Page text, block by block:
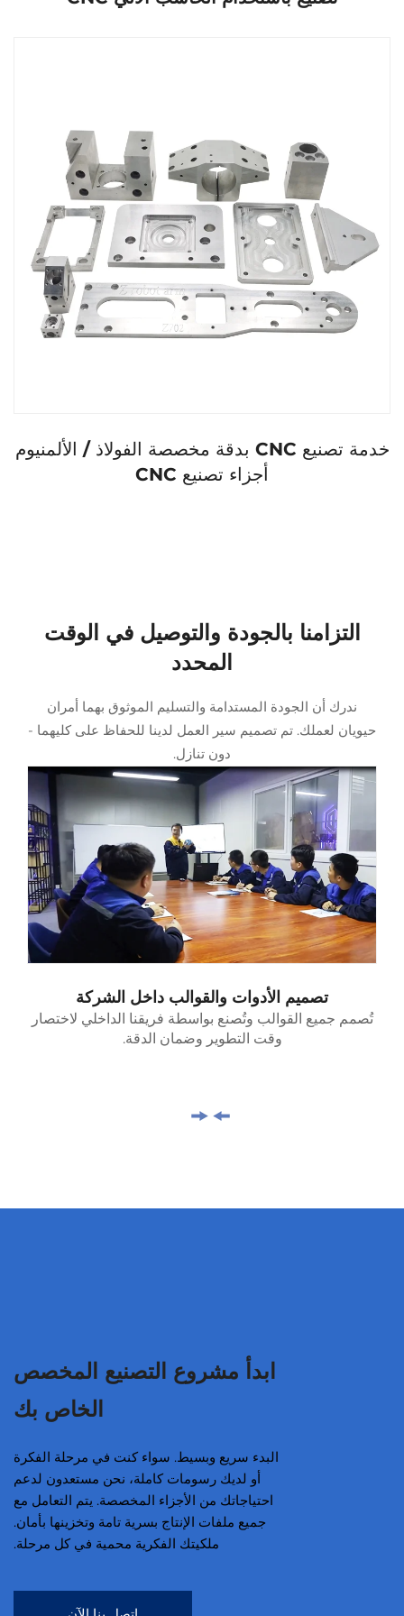
خدمة تصنيع CNC بدقة مخصصة الفولاذ / الألمنيوم
أجزاء تصنيع CNC
بالجودة والتوصيل في الوقت
أن الجودة المستدامة والتسليم الموثوق بهما أمران
لعملك. تم تصميم سير العمل لدينا للحفاظ على كليهما -
تصميم الأدوات والقوالب داخل الشركة
القوالب وتُصنع بواسطة فريقنا الداخلي لاختصار
وقت التطوير وضمان الدقة.
القدرات
ابدأ مشروع التصنيع المخصص
الخاص بك
البدء سريع وبسيط. سواء كنت في مرحلة الفكرة
أو لديك رسومات كاملة، نحن مستعدون لدعم
احتياجاتك من الأجزاء المخصصة. يتم التعامل مع
جميع ملفات الإنتاج بسرية تامة وتخزينها بأمان.
ملكيتك الفكرية محمية في كل مرحلة.